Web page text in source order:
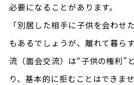
必要になることがあります。
「別居した相手に子供を会わせ
もあるでしょうが、離れて暮ら
流（面会交流）は“子供の権利”
り、基本的に拒むことはできま